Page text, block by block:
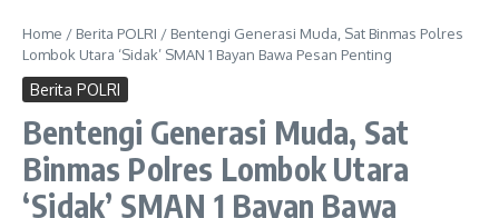
Home / Berita POLRI / Bentengi Generasi Muda, Sat Binmas Polres
Lombok Utara ‘Sidak’ SMAN 1 Bayan Bawa Pesan Penting
Berita POLRI
Bentengi Generasi Muda, Sat
Binmas Polres Lombok Utara
‘Sidak’ SMAN 1 Bayan Bawa